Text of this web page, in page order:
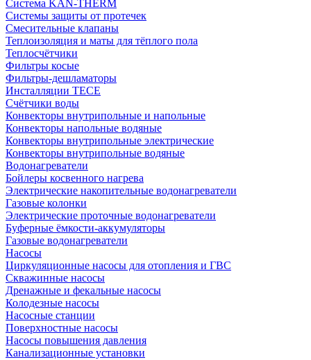
Система KAN-THERM
Системы защиты от протечек
Смесительные клапаны
Теплоизоляция и маты для тёплого пола
Теплосчётчики
Фильтры косые
Фильтры-дешламаторы
Инсталляции TECE
Счётчики воды
Конвекторы внутрипольные и напольные
Конвекторы напольные водяные
Конвекторы внутрипольные электрические
Конвекторы внутрипольные водяные
Водонагреватели
Бойлеры косвенного нагрева
Электрические накопительные водонагреватели
Газовые колонки
Электрические проточные водонагреватели
Буферные ёмкости-аккумуляторы
Газовые водонагреватели
Насосы
Циркуляционные насосы для отопления и ГВС
Скважинные насосы
Дренажные и фекальные насосы
Колодезные насосы
Насосные станции
Поверхностные насосы
Насосы повышения давления
Канализационные установки